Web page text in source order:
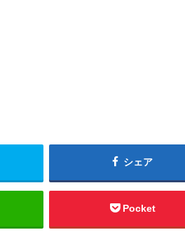
シェア
Pocket